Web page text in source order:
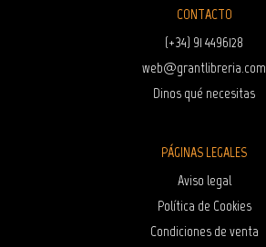
CONTACTO
(+34) 91 4496128
web@grantlibreria.com
Dinos qué necesitas
PÁGINAS LEGALES
Aviso legal
Política de Cookies
Condiciones de venta